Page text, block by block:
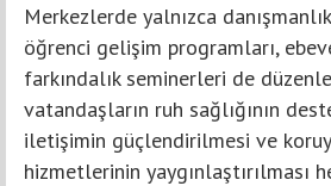
Merkezlerde yalnızca
öğrenci gelişim programları,
farkındalık seminerleri de
vatandaşların ruh sağlığının
iletişimin güçlendirilmesi ve
hizmetlerinin yaygınlaştırılması